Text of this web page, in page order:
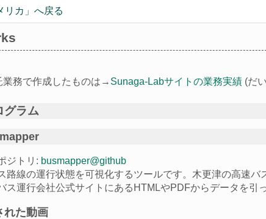
リカ 」へ戻る
務で作成したものは→ Sunaga-Labサイトの業務実績 (だ
グラム
ジトリ: busmapper@github
路線の運行状態を可視化するツールです。木更津の高速バ
ス運行会社公式サイトにあるHTMLやPDFからデータを引
れた動画